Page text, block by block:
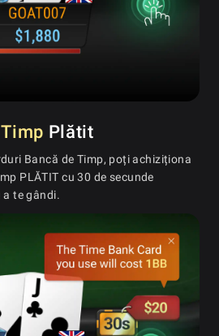
Plătit
Bancă de Timp, poți achiziționa
PLĂTIT cu 30 de secunde
te gândi.